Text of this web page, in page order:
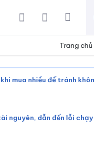
Trang chủ
mua nhiều để tránh
nguyên, dẫn đến lỗi